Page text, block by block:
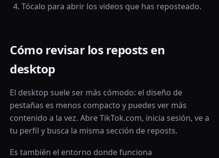
Tócalo para abrir los videos que has reposteado.
Cómo revisar los reposts en
desktop
El desktop suele ser más cómodo: el diseño de
pestañas es menos compacto y puedes ver más
contenido a la vez. Abre TikTok.com, inicia sesión, ve a
tu perfil y busca la misma sección de reposts.
Es también el entorno donde funciona